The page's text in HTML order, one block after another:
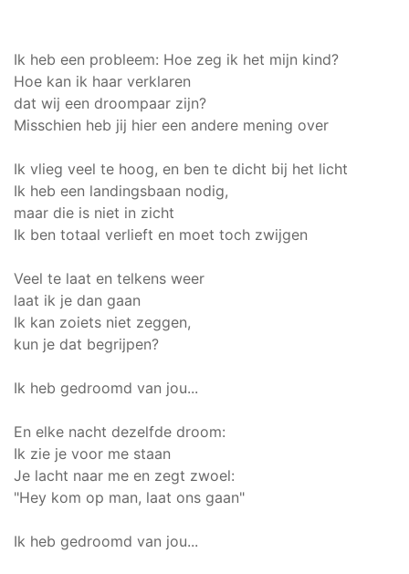
Ik heb een probleem: Hoe zeg ik het mijn kind?
Hoe kan ik haar verklaren
dat wij een droompaar zijn?
Misschien heb jij hier een andere mening over
Ik vlieg veel te hoog, en ben te dicht bij het licht
Ik heb een landingsbaan nodig,
maar die is niet in zicht
Ik ben totaal verlieft en moet toch zwijgen
Veel te laat en telkens weer
laat ik je dan gaan
Ik kan zoiets niet zeggen,
kun je dat begrijpen?
Ik heb gedroomd van jou...
En elke nacht dezelfde droom:
Ik zie je voor me staan
Je lacht naar me en zegt zwoel:
"Hey kom op man, laat ons gaan"
Ik heb gedroomd van jou...